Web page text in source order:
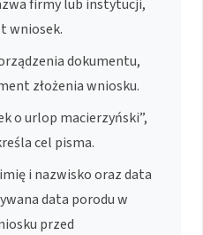
firmy lub instytucji,
wniosek.
dokumentu,
złożenia wniosku.
o urlop macierzyński”,
cel pisma.
i nazwisko oraz data
data porodu w
przed